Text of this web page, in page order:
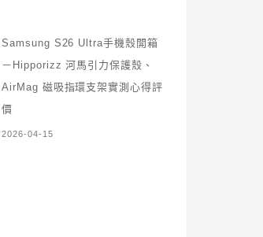
Samsung S26 Ultra手機殼開箱
－Hipporizz 河馬引力保護殼、
AirMag 磁吸指環支架實測心得評
價
2026-04-15